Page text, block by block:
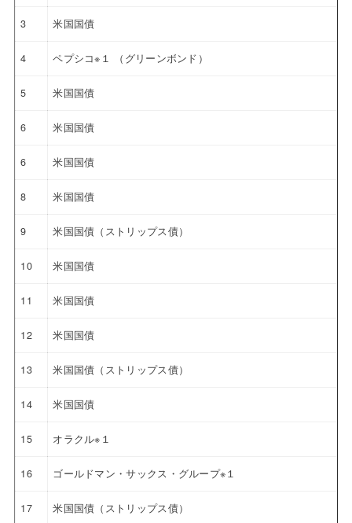
3 米国国債
4 ペプシコ※１ （グリーンボンド）
5 米国国債
6 米国国債
6 米国国債
8 米国国債
9 米国国債（ストリップス債）
10 米国国債
11 米国国債
12 米国国債
13 米国国債（ストリップス債）
14 米国国債
15 オラクル※１
16 ゴールドマン・サックス・グループ※１
17 米国国債（ストリップス債）